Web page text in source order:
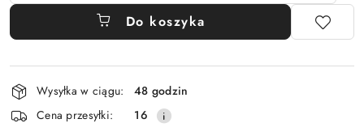
Do koszyka
Dostępność
i
dostawa
Wysyłka w ciągu:
48 godzin
Cena przesyłki:
16